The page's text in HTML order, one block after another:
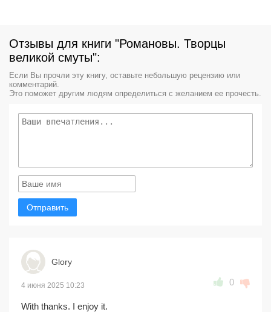
Отзывы для книги "Романовы. Творцы
великой смуты":
Если Вы прочли эту книгу, оставьте небольшую рецензию или
комментарий.
Это поможет другим людям определиться с желанием ее прочесть.
Отправить
Glory
4 июня 2025 10:23 0
With thanks. I enjoy it.